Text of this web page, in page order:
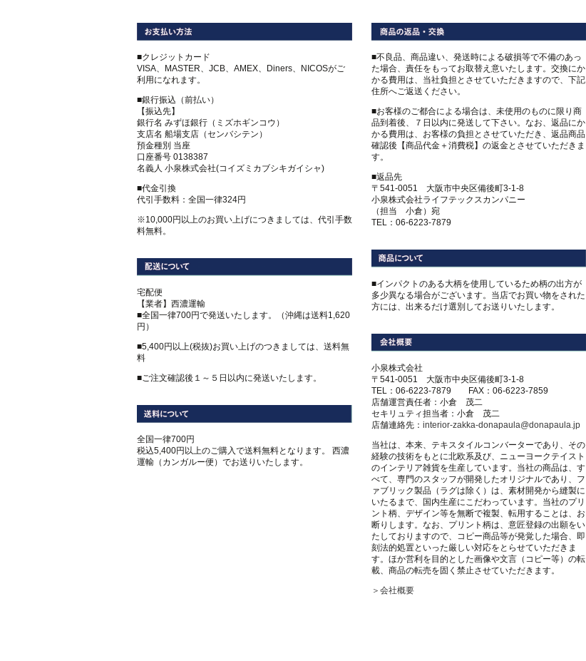
■クレジットカード
VISA、MASTER、JCB、AMEX、Diners、NICOSがご
利用になれます。
■銀行振込（前払い）
【振込先】
銀行名 みずほ銀行（ミズホギンコウ）
支店名 船場支店（センバシテン）
預金種別 当座
口座番号 0138387
名義人 小泉株式会社(コイズミカブシキガイシャ)
■代金引換
代引手数料：全国一律324円
※10,000円以上のお買い上げにつきましては、代引手数
料無料。
宅配便
【業者】西濃運輸
■全国一律700円で発送いたします。（沖縄は送料1,620
円）
■5,400円以上(税抜)お買い上げのつきましては、送料無
料
■ご注文確認後１～５日以内に発送いたします。
全国一律700円
税込5,400円以上のご購入で送料無料となります。 西濃
運輸（カンガルー便）でお送りいたします。
■不良品、商品違い、発送時による破損等で不備のあっ
た場合、責任をもってお取替え意いたします。交換にか
かる費用は、当社負担とさせていただきますので、下記
住所へご返送ください。
■お客様のご都合による場合は、未使用のものに限り商
品到着後、７日以内に発送して下さい。なお、返品にか
かる費用は、お客様の負担とさせていただき、返品商品
確認後【商品代金＋消費税】の返金とさせていただきま
す。
■返品先
〒541-0051 大阪市中央区備後町3-1-8
小泉株式会社ライフテックスカンパニー
（担当 小倉）宛
TEL：06-6223-7879
■インパクトのある大柄を使用しているため柄の出方が
多少異なる場合がございます。当店でお買い物をされた
方には、出来るだけ選別してお送りいたします。
小泉株式会社
〒541-0051 大阪市中央区備後町3-1-8
TEL：06-6223-7879 FAX：06-6223-7859
店舗運営責任者：小倉 茂二
セキリュティ担当者：小倉 茂二
店舗連絡先： interior-zakka-donapaula@donapaula.jp
当社は、本来、テキスタイルコンバーターであり、その
経験の技術をもとに北欧系及び、ニューヨークテイスト
のインテリア雑貨を生産しています。当社の商品は、す
べて、専門のスタッフが開発したオリジナルであり、フ
ァブリック製品（ラグは除く）は、素材開発から縫製に
いたるまで、国内生産にこだわっています。当社のプリ
ント柄、デザイン等を無断で複製、転用することは、お
断りします。なお、プリント柄は、意匠登録の出願をい
たしておりますので、コピー商品等が発覚した場合、即
刻法的処置といった厳しい対応をとらせていただきま
す。ほか営利を目的とした画像や文言（コピー等）の転
載、商品の転売を固く禁止させていただきます。
＞会社概要